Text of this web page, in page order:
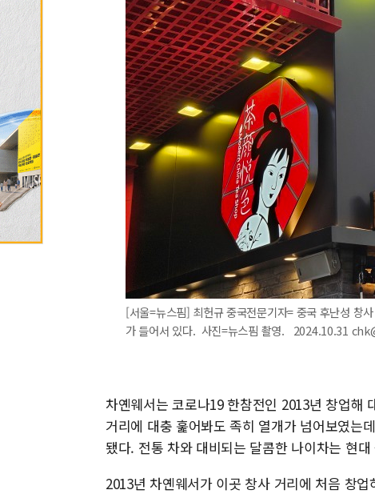
[서울=뉴스핌] 최헌규 중국전문기자= 중국 후난성 창
가 들어서 있다. 사진=뉴스핌 촬영. 2024.10.31
차옌웨서는 코로나19 한참전인 2013년 창업해
거리에 대충 훑어봐도 족히 열개가 넘어보였는
됐다. 전통 차와 대비되는 달콤한 나이차는 현
2013년 차옌웨서가 이곳 창사 거리에 처음 창